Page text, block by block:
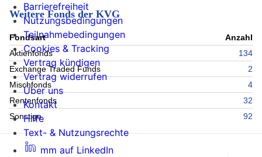
Weitere Fonds der KVG
Fondsart
Anzahl
Aktienfonds
134
Exchange Traded Funds
2
Mischfonds
4
Rentenfonds
32
Sonstige
92
Barrierefreiheit
Nutzungsbedingungen
Teilnahmebedingungen
Cookies & Tracking
Vertrag kündigen
Vertrag widerrufen
Über uns
Kontakt
Hilfe
Text- & Nutzungsrechte
mm auf LinkedIn